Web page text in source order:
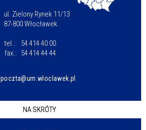
ul. Zielony Rynek 11/13
87-800 Włocławek
tel.:
54 414 40 00
fax.:
54 414 44 44
poczta@um.wloclawek.pl
NA SKRÓTY